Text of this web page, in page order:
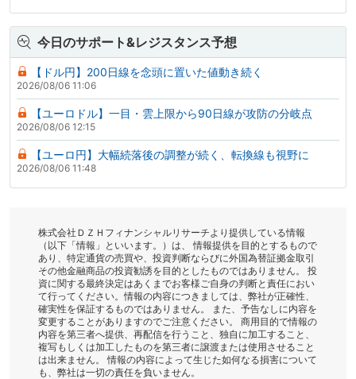
今日のサポート&レジスタンス予想
【ドル円】200日線を念頭に置いた値動き続く
2026/08/06 11:06
【ユーロドル】一目・雲上限から90日線が攻防の分岐点
2026/08/06 12:15
【ユーロ円】大幅続落後の調整が続く、転換線も視野に
2026/08/06 11:48
株式会社ＤＺＨフィナンシャルリサーチより提供している情報
（以下「情報」といいます。）は、 情報提供を目的とするもので
あり、特定通貨の売買や、投資判断ならびに外国為替証拠金取引
その他金融商品の投資勧誘を目的としたものではありません。 投
資に関する最終決定はあくまでお客様ご自身の判断と責任におい
て行ってください。情報の内容につきましては、弊社が正確性、
確実性を保証するものではありません。 また、予告なしに内容を
変更することがありますのでご注意ください。 商用目的で情報の
内容を第三者へ提供、再配信を行うこと、独自に加工すること、
複写もしくは加工したものを第三者に譲渡または使用させること
は出来ません。 情報の内容によって生じた如何なる損害について
も、弊社は一切の責任を負いません。